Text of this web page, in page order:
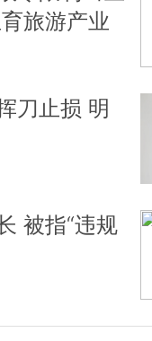
旅游产业
刀止损 明
被指“违规